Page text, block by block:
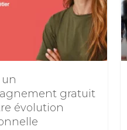
un
gratuit
évolution